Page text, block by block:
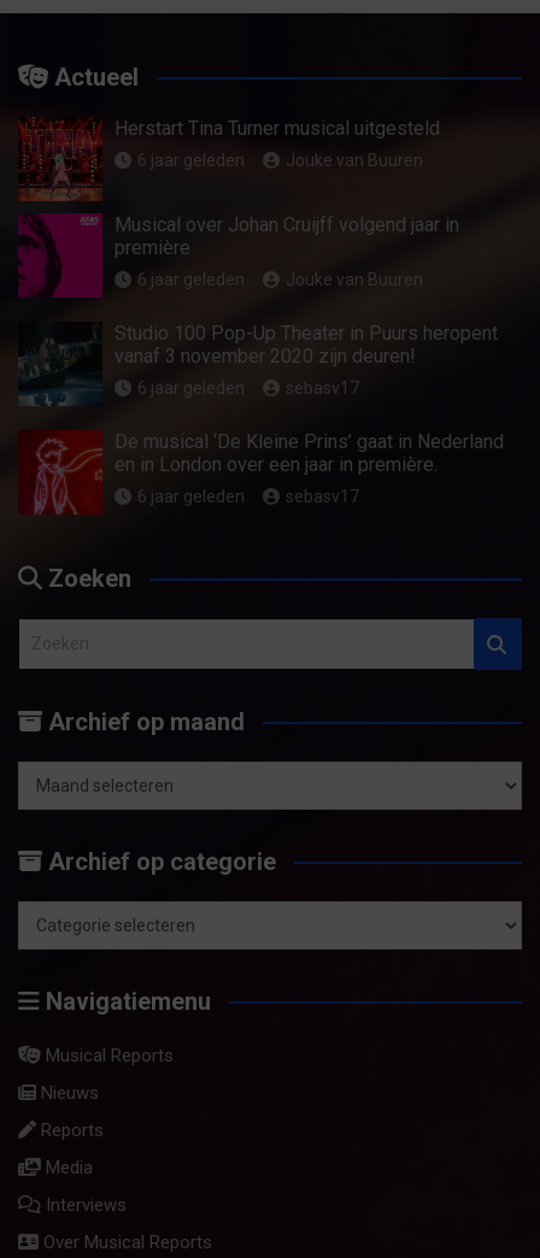
categorie
Actueel
Herstart Tina Turner musical uitgesteld
6 jaar geleden Jouke van Buuren
Musical over Johan Cruijff volgend jaar in
première
6 jaar geleden Jouke van Buuren
Studio 100 Pop-Up Theater in Puurs heropent
vanaf 3 november 2020 zijn deuren!
6 jaar geleden sebasv17
De musical ‘De Kleine Prins’ gaat in Nederland
en in London over een jaar in première.
6 jaar geleden sebasv17
Zoeken
k
Archief op maand
Archief
maandArchief op categorie
Archief
categorie
Navigatiemenu
Musical Reports
Nieuws
Reports
Media
Interviews
Over Musical Reports